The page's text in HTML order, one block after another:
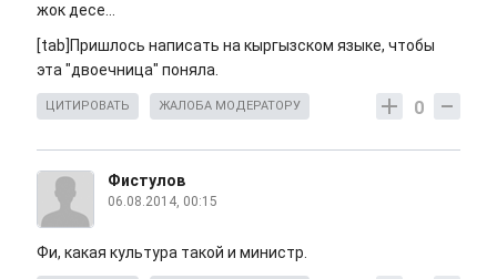
жок десе...
[tab]Пришлось написать на кыргызском языке, чтобы
эта "двоечница" поняла.
0
ЦИТИРОВАТЬ ЖАЛОБА МОДЕРАТОРУ
Фистулов
06.08.2014, 00:15
Фи, какая культура такой и министр.